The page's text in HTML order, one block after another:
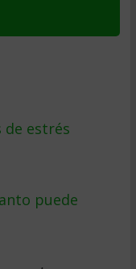
de estrés
puede